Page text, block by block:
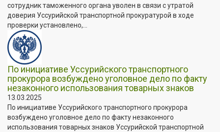
сотрудник таможенного органа уволен в связи с утратой
доверия Уссурийской транспортной прокуратурой в ходе
проверки установлено,...
По инициативе Уссурийского транспортного
прокурора возбуждено уголовное дело по факту
незаконного использования товарных знаков
13.03.2025
По инициативе Уссурийского транспортного прокурора
возбуждено уголовное дело по факту незаконного
использования товарных знаков Уссурийской транспортной